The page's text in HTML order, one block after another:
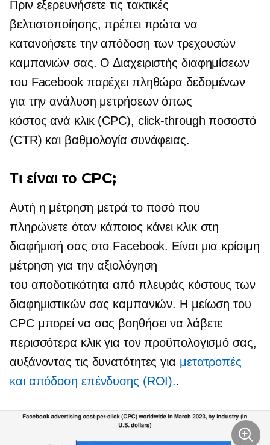
Πριν εξερευνήσετε τις τακτικές
βελτιστοποίησης, πρέπει πρώτα να
κατανοήσετε την απόδοση των τρεχουσών
καμπανιών σας. Ο Διαχειριστής διαφημίσεων
του Facebook παρέχει πληθώρα δεδομένων
για την ανάλυση μετρήσεων όπως
κόστος ανά κλικ(CPC), click-through ποσοστό
(CTR) και βαθμολογία συνάφειας.
Τι είναι το CPC;
Αυτή η μέτρηση μετρά το ποσό που
πληρώνετε όταν κάποιος κάνει κλικ στη
διαφήμισή σας στο Facebook. Είναι μια κρίσιμη
μέτρηση για την αξιολόγηση
του αποδοτικότητα από πλευράς κόστους των
διαφημιστικών σας καμπανιών. Η μείωση του
CPC μπορεί να σας βοηθήσει να λάβετε
περισσότερα κλικ για τον προϋπολογισμό σας,
αυξάνοντας τις δυνατότητες για μετατροπές
και απόδοση επένδυσης (ROI)..